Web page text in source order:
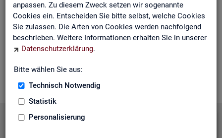
anpassen. Zu diesem Zweck setzen wir sogenannte
Cookies ein. Entscheiden Sie bitte selbst, welche Cookies
Sie zulassen. Die Arten von Cookies werden nachfolgend
beschrieben. Weitere Informationen erhalten Sie in unserer
Datenschutzerklärung.
Bitte wählen Sie aus:
Technisch Notwendig
Statistik
Personalisierung
Me­dia­thek
In der Me­dia­thek fin­den Sie leicht ver­ständ­li­che Kurz­vi­de­os
zu zen­tra­len The­men der Sta­tis­tik der BA. Wir er­gän­zen unser
Vi­deo­an­ge­bot nach und nach. Wün­schen Sie sich ein Video
zu einem be­stimm­ten Thema? Dann kon­tak­tie­ren Sie